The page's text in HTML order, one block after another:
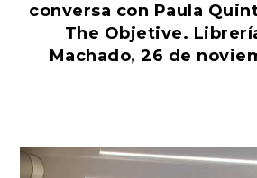
conversa con Paula
The Objetive.
Machado, 26 de
Reproductor